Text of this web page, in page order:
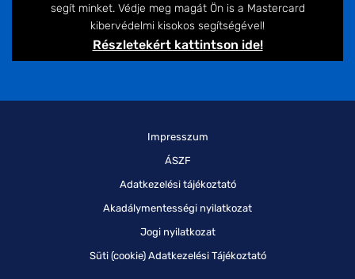
segít minket. Védje meg magát Ön is a Mastercard
kibervédelmi kisokos segítségével!
Részletekért kattintson ide!
Impresszum
ÁSZF
Adatkezelési tájékoztató
Akadálymentességi nyilatkozat
Jogi nyilatkozat
Süti (cookie) Adatkezelési Tájékoztató